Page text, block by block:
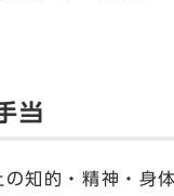
当
的・精神・身体